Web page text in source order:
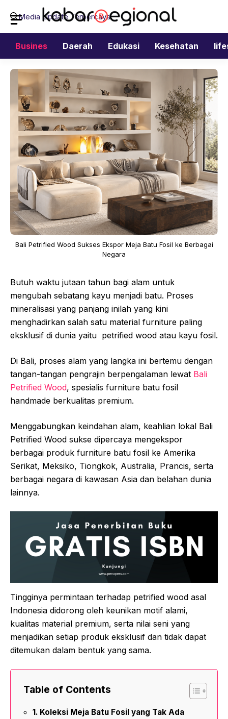
isi
Media Update Terpercaya
Busines Daerah Edukasi Kesehatan
Bali Petrified Wood Sukses Ekspor Meja Batu Fosil ke Berbagai
Negara
Butuh waktu jutaan tahun bagi alam untuk
mengubah sebatang kayu menjadi batu. Proses
mineralisasi yang panjang inilah yang kini
menghadirkan salah satu material furniture paling
eksklusif di dunia yaitu petrified wood atau kayu fosil.
Di Bali, proses alam yang langka ini bertemu dengan
tangan-tangan pengrajin berpengalaman lewat Bali
Petrified Wood, spesialis furniture batu fosil
handmade berkualitas premium.
Menggabungkan keindahan alam, keahlian lokal Bali
Petrified Wood sukse dipercaya mengekspor
berbagai produk furniture batu fosil ke Amerika
Serikat, Meksiko, Tiongkok, Australia, Prancis, serta
berbagai negara di kawasan Asia dan belahan dunia
lainnya.
Tingginya permintaan terhadap petrified wood asal
Indonesia didorong oleh keunikan motif alami,
kualitas material premium, serta nilai seni yang
menjadikan setiap produk eksklusif dan tidak dapat
ditemukan dalam bentuk yang sama.
Table of Contents
Koleksi Meja Batu Fosil yang Tak Ada